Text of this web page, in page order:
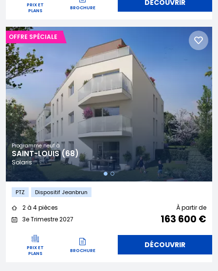
PRIX ET
PLANS
BROCHURE
DÉCOUVRIR
Programme neuf à
SAINT-LOUIS (68)
Solaris
OFFRE SPÉCIALE
PTZ Dispositif Jeanbrun
2 à 4 pièces
3e Trimestre 2027
À partir de
163 600 €
PRIX ET
PLANS
BROCHURE
DÉCOUVRIR